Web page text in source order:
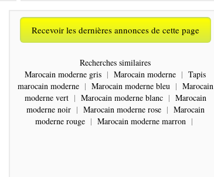
Recevoir les dernières annonces de cette page
Recherches similaires
Marocain moderne gris | Marocain moderne | Tapis
marocain moderne | Marocain moderne bleu | Marocain
moderne vert | Marocain moderne blanc | Marocain
moderne noir | Marocain moderne rose | Marocain
moderne rouge | Marocain moderne marron |